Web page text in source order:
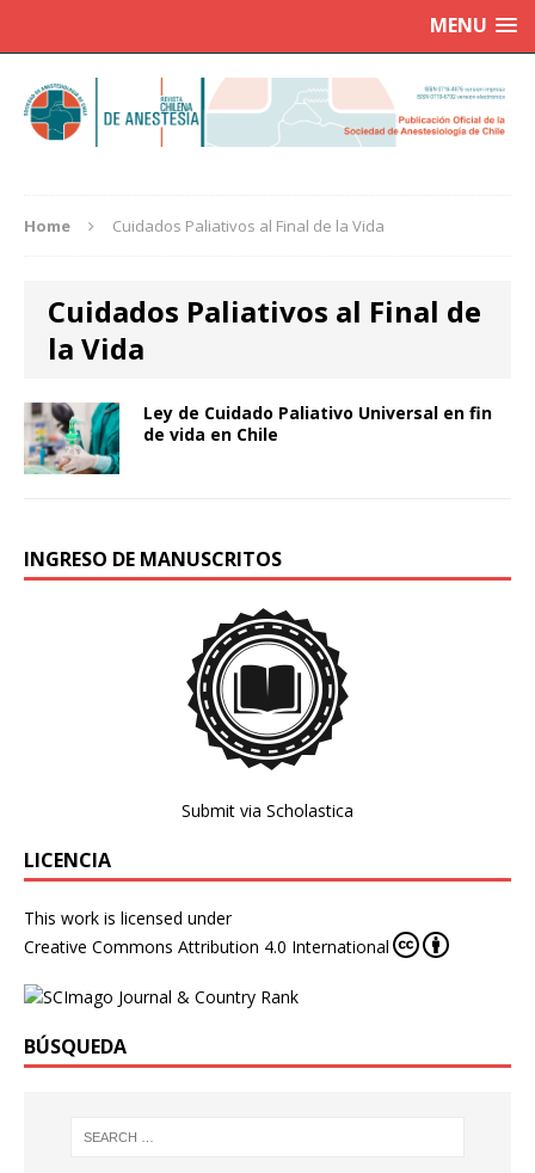
MENU
Home Cuidados Paliativos al Final de la Vida
Cuidados Paliativos al Final de
la Vida
Ley de Cuidado Paliativo Universal en fin
de vida en Chile
INGRESO DE MANUSCRITOS
Submit via Scholastica
LICENCIA
This work is licensed under
Creative Commons Attribution 4.0 International
BÚSQUEDA